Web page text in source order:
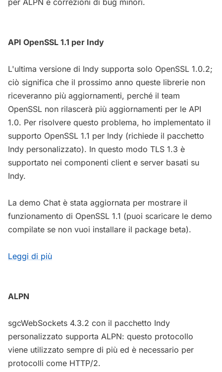
per ALPN e correzioni di bug minori.
API OpenSSL 1.1 per Indy
L'ultima versione di Indy supporta solo OpenSSL 1.0.2;
ciò significa che il prossimo anno queste librerie non
riceveranno più aggiornamenti, perché il team
OpenSSL non rilascerà più aggiornamenti per le API
1.0. Per risolvere questo problema, ho implementato il
supporto OpenSSL 1.1 per Indy (richiede il pacchetto
Indy personalizzato). In questo modo TLS 1.3 è
supportato nei componenti client e server basati su
Indy.
La demo Chat è stata aggiornata per mostrare il
funzionamento di OpenSSL 1.1 (puoi scaricare le demo
compilate se non vuoi installare il package beta).
Leggi di più
ALPN
sgcWebSockets 4.3.2 con il pacchetto Indy
personalizzato supporta ALPN: questo protocollo
viene utilizzato sempre di più ed è necessario per
protocolli come HTTP/2.